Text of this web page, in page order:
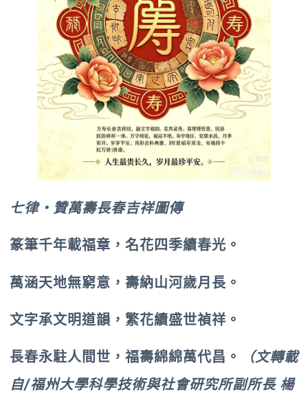
七律‧贊萬壽長春吉祥圖傳
篆筆千年載福章，名花四季續春光。
萬涵天地無窮意，壽納山河歲月長。
文字承文明道韻，繁花續盛世禎祥。
長春永駐人間世，福壽綿綿萬代昌。
（文轉載
自/福州大學科學技術與社會研究所副所長 楊